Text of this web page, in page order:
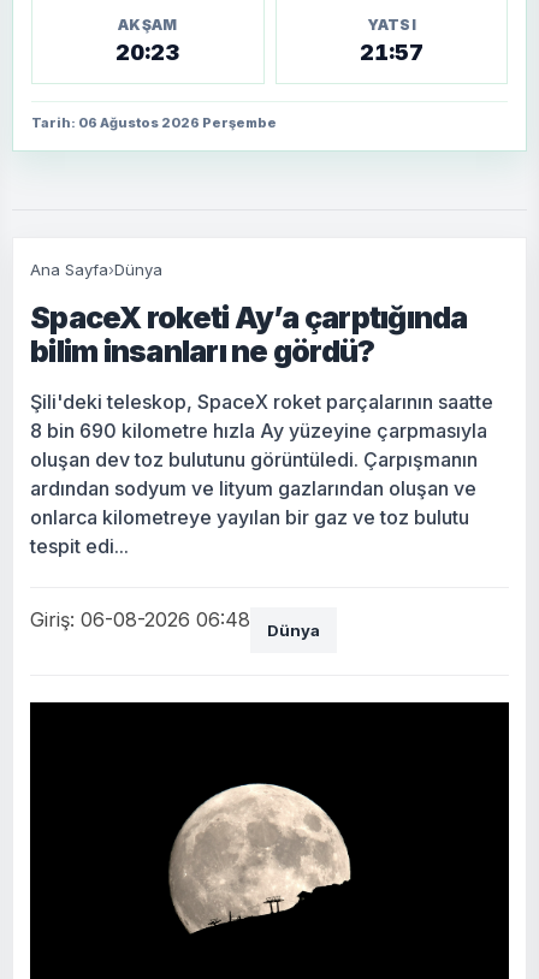
AKŞAM
20:23
YATSI
21:57
Tarih: 06 Ağustos 2026 Perşembe
Ana Sayfa›Dünya
SpaceX roketi Ay’a çarptığında
bilim insanları ne gördü?
Şili'deki teleskop, SpaceX roket parçalarının saatte
8 bin 690 kilometre hızla Ay yüzeyine çarpmasıyla
oluşan dev toz bulutunu görüntüledi. Çarpışmanın
ardından sodyum ve lityum gazlarından oluşan ve
onlarca kilometreye yayılan bir gaz ve toz bulutu
tespit edi...
Giriş: 06-08-2026 06:48 Dünya